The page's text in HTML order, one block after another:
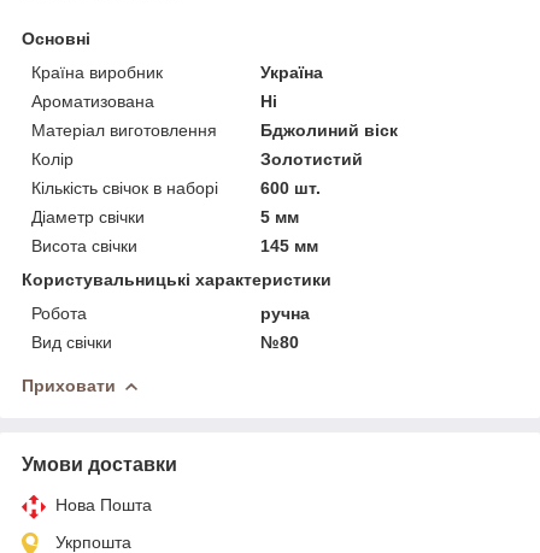
Основні
Країна виробник
Україна
Ароматизована
Ні
Матеріал виготовлення
Бджолиний віск
Колір
Золотистий
Кількість свічок в наборі
600 шт.
Діаметр свічки
5 мм
Висота свічки
145 мм
Користувальницькі характеристики
Робота
ручна
Вид свічки
№80
Приховати
Умови доставки
Нова Пошта
Укрпошта